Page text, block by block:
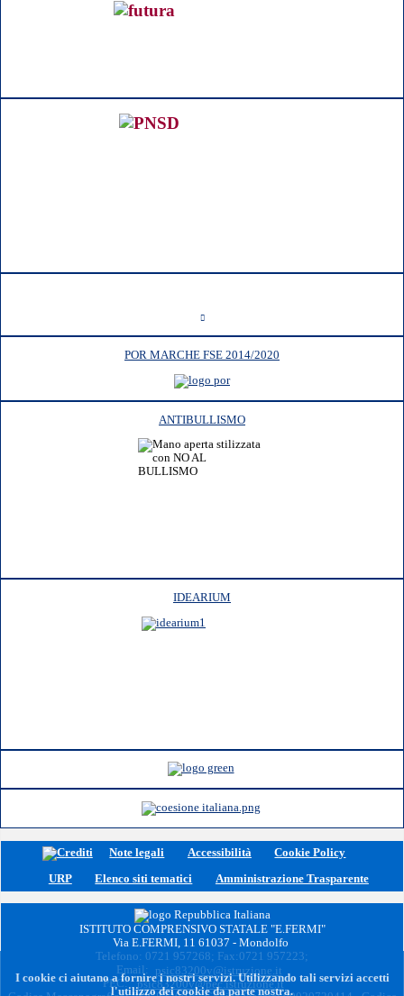
POR MARCHE FSE 2014/2020
ANTIBULLISMO
IDEARIUM
Note legali Accessibilità Cookie Policy
URP Elenco siti tematici Amministrazione Trasparente
ISTITUTO COMPRENSIVO STATALE "E.FERMI"
Via E.FERMI, 11 61037 - Mondolfo
Telefono: 0721 957268; Fax:0721 957223;
Email:
psic83200v@istruzione.it
PEC: psic83200v@pec.istruzione.it
I cookie ci aiutano a fornire i nostri servizi. Utilizzando tali servizi accetti
l'utilizzo dei cookie da parte nostra.